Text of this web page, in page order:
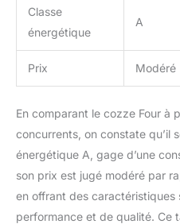
Classe
énergétique
A
Prix Modéré
En comparant le cozze Four à
concurrents, on constate qu’il
énergétique A, gage d’une
son prix est jugé modéré par
en offrant des caractéristiques
performance et de qualité. Ce